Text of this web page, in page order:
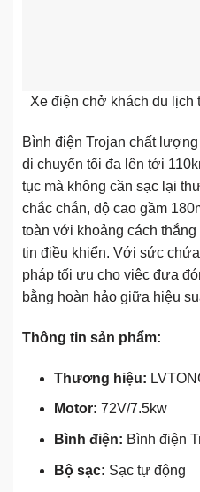
Xe điện chở khách du lịch
Bình điện Trojan chất
di chuyển tối đa lên tới
tục mà không cần sạc lại
chắc chắn, độ cao gầm
toàn với khoảng cách
tin điều khiển. Với sức
pháp tối ưu cho việc đưa
bằng hoàn hảo giữa hiệu
Thông tin sản phẩm:
Thương hiệu:
Motor: 72V/7.5kw
Bình điện: Bình điện
Bộ sạc: Sạc tự động